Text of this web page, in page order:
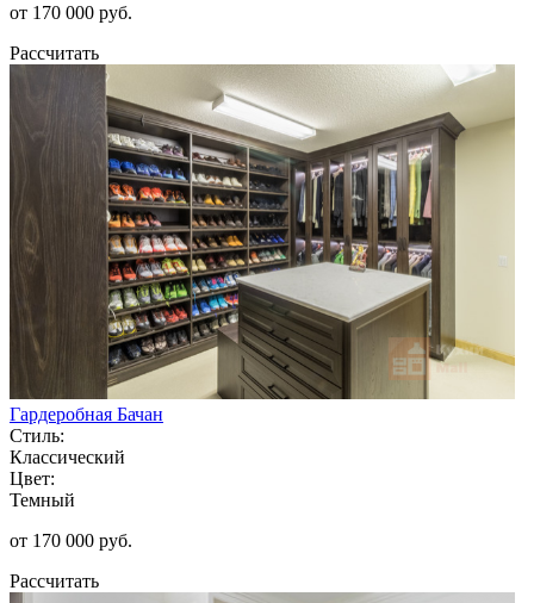
от 170 000 руб.
Рассчитать
Гардеробная Бачан
Стиль:
Классический
Цвет:
Темный
от 170 000 руб.
Рассчитать